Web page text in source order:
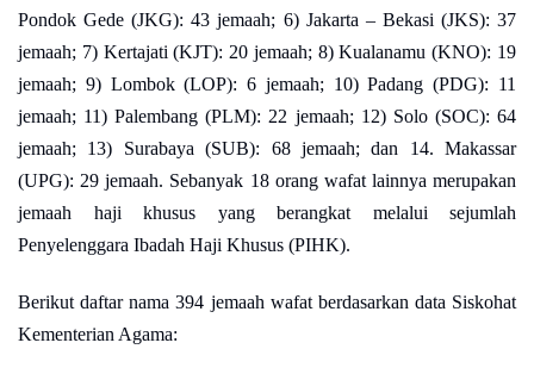
Pondok Gede (JKG): 43 jemaah; 6) Jakarta – Bekasi (JKS): 37
jemaah; 7) Kertajati (KJT): 20 jemaah; 8) Kualanamu (KNO): 19
jemaah; 9) Lombok (LOP): 6 jemaah; 10) Padang (PDG): 11
jemaah; 11) Palembang (PLM): 22 jemaah; 12) Solo (SOC): 64
jemaah; 13) Surabaya (SUB): 68 jemaah; dan 14. Makassar
(UPG): 29 jemaah. Sebanyak 18 orang wafat lainnya merupakan
jemaah haji khusus yang berangkat melalui sejumlah
Penyelenggara Ibadah Haji Khusus (PIHK).
Berikut daftar nama 394 jemaah wafat berdasarkan data Siskohat
Kementerian Agama: